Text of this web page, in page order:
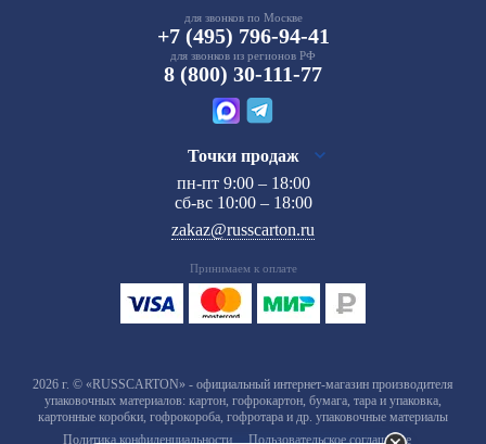
для звонков по Москве
+7 (495) 796-94-41
для звонков из регионов РФ
8 (800) 30-111-77
Точки продаж
пн-пт 9:00 – 18:00
сб-вс 10:00 – 18:00
zakaz@russcarton.ru
Принимаем к оплате
2026 г. © «RUSSCARTON» - официальный интернет-магазин производителя
упаковочных материалов: картон, гофрокартон, бумага, тара и упаковка,
картонные коробки, гофрокороба, гофротара и др. упаковочные материалы
Политика конфиденциальности
Пользовательское соглашение